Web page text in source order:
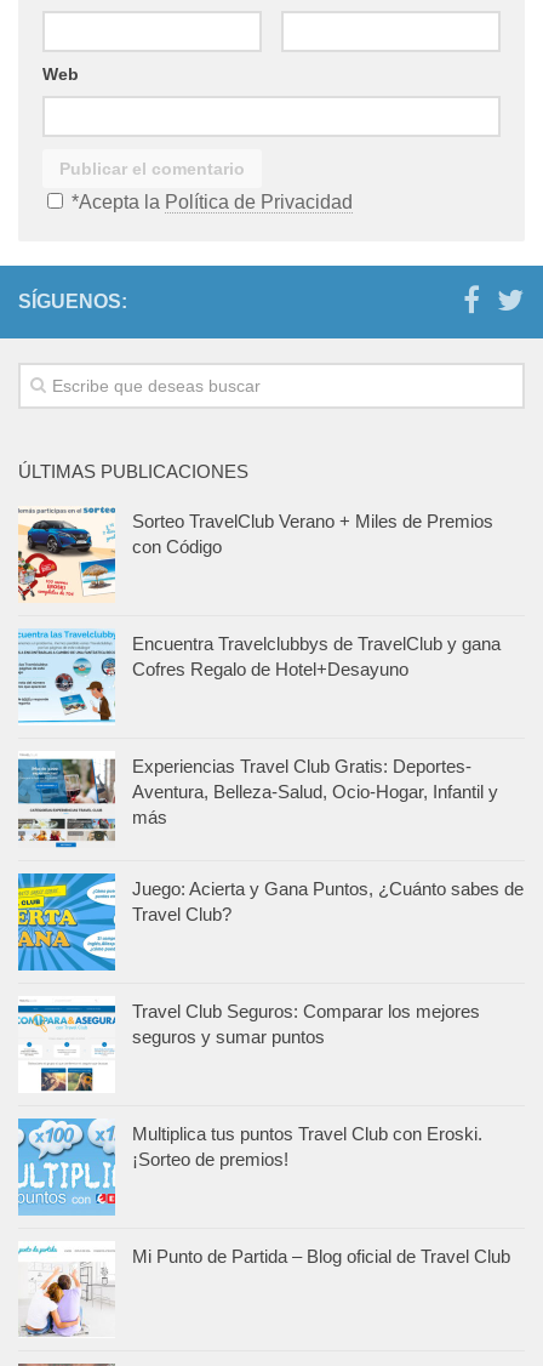
Web
*Acepta la Política de Privacidad
SÍGUENOS:
ÚLTIMAS PUBLICACIONES
Sorteo TravelClub Verano + Miles de Premios
con Código
Encuentra Travelclubbys de TravelClub y gana
Cofres Regalo de Hotel+Desayuno
Experiencias Travel Club Gratis: Deportes-
Aventura, Belleza-Salud, Ocio-Hogar, Infantil y
más
Juego: Acierta y Gana Puntos, ¿Cuánto sabes de
Travel Club?
Travel Club Seguros: Comparar los mejores
seguros y sumar puntos
Multiplica tus puntos Travel Club con Eroski.
¡Sorteo de premios!
Mi Punto de Partida – Blog oficial de Travel Club